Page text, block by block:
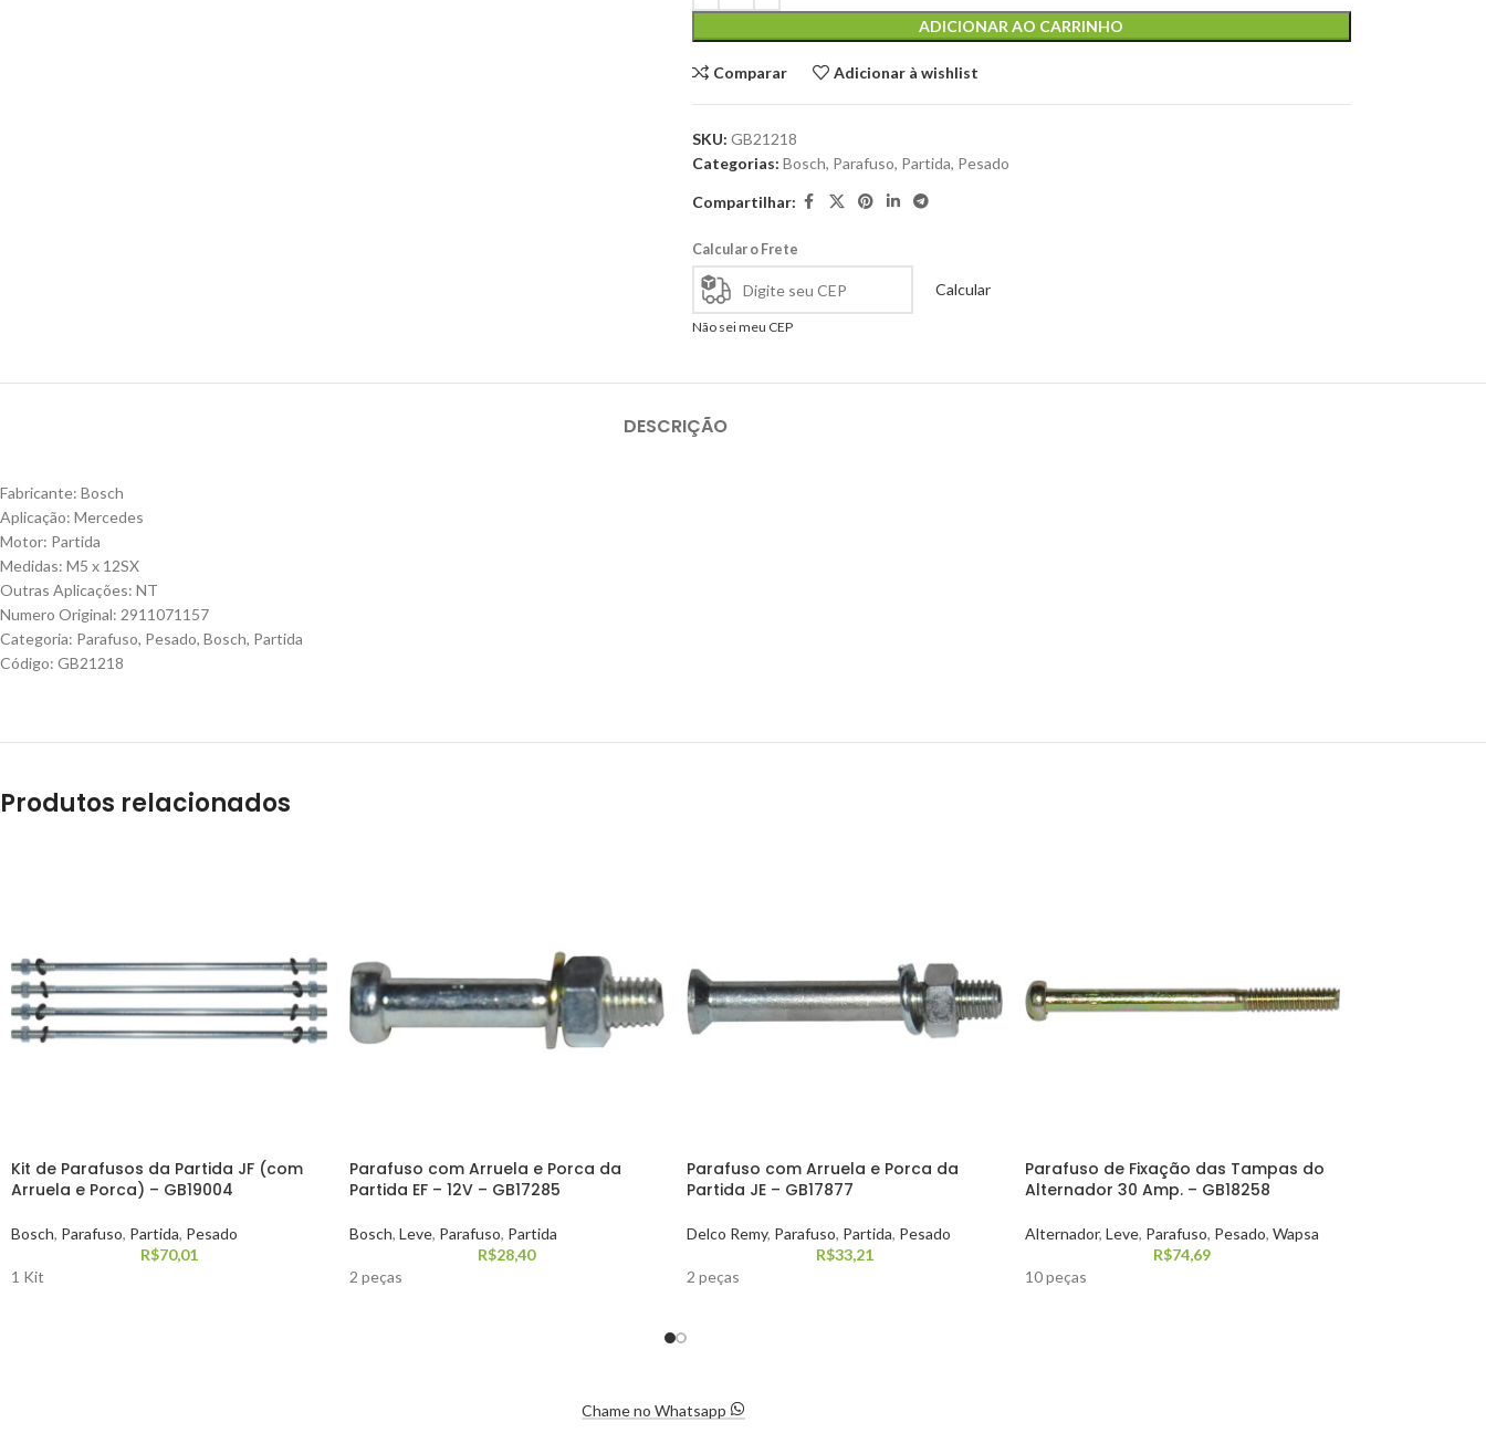
ADICIONAR AO CARRINHO
Comparar Adicionar à wishlist
SKU: GB21218
Categorias: Bosch, Parafuso, Partida, Pesado
Compartilhar:
Calcular o Frete
Calcular
Não sei meu CEP
DESCRIÇÃO
Fabricante: Bosch
Aplicação: Mercedes
Motor: Partida
Medidas: M5 x 12SX
Outras Aplicações: NT
Numero Original: 2911071157
Categoria: Parafuso, Pesado, Bosch, Partida
Código: GB21218
Produtos relacionados
Kit de Parafusos da Partida JF (com
Arruela e Porca) – GB19004
Bosch, Parafuso, Partida, Pesado
R$70,01
1 Kit
Parafuso com Arruela e Porca da
Partida EF – 12V – GB17285
Bosch, Leve, Parafuso, Partida
R$28,40
2 peças
Parafuso com Arruela e Porca da
Partida JE – GB17877
Delco Remy, Parafuso, Partida, Pesado
R$33,21
2 peças
Parafuso de Fixação das Tampas do
Alternador 30 Amp. – GB18258
Alternador, Leve, Parafuso, Pesado, Wapsa
R$74,69
10 peças
Chame no Whatsapp